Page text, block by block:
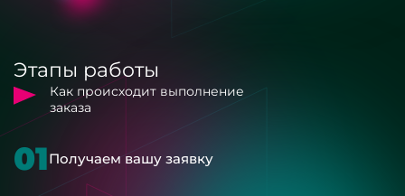
Этапы работы
Как происходит выполнение
заказа
01Получаем вашу заявку